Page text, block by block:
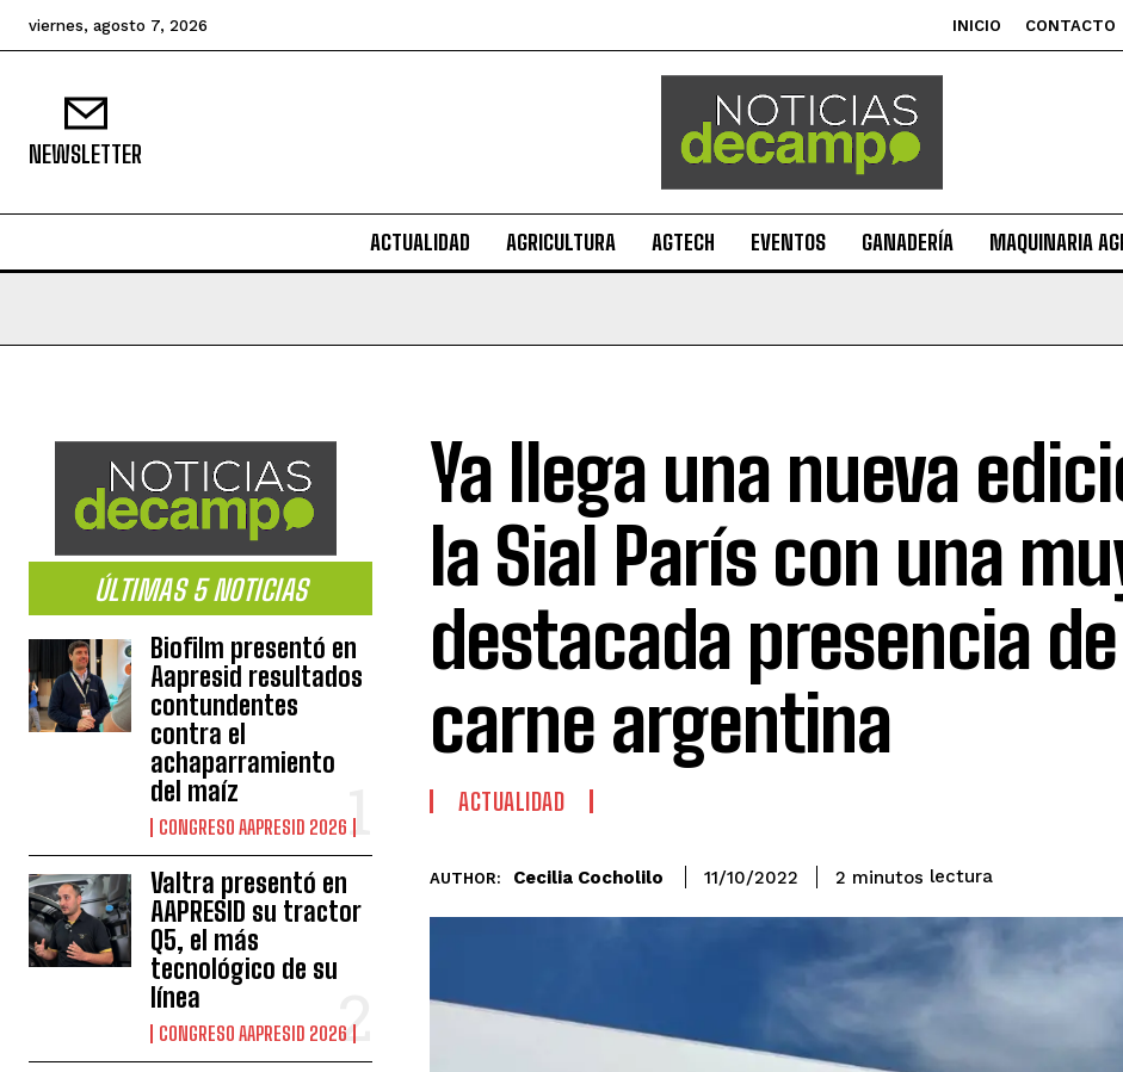
viernes, agosto 7, 2026 INICIO CONTACTO
NEWSLETTER
ACTUALIDAD AGRICULTURA AGTECH EVENTOS GANADERÍA MAQUINARIA
ÚLTIMAS 5 NOTICIAS
Biofilm presentó en
Aapresid resultados
contundentes
contra el
achaparramiento
del maíz
CONGRESO AAPRESID 2026
Valtra presentó en
AAPRESID su tractor
Q5, el más
tecnológico de su
línea
CONGRESO AAPRESID 2026
Ya llega una nueva
la Sial París con una
destacada presencia
carne argentina
ACTUALIDAD
AUTHOR: Cecilia Cocholilo 11/10/2022 2 minutos lectura